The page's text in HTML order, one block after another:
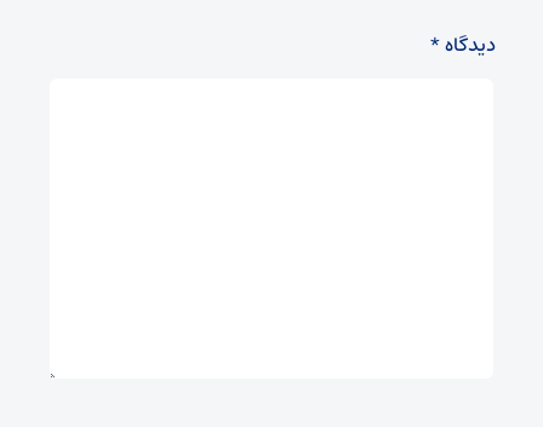
دیدگاه*